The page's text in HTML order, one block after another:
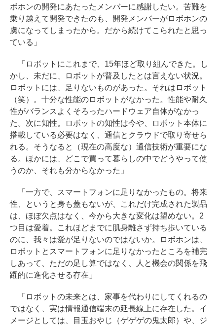
ボホンの開発にあたったメンバーに感謝したい。苦難を
乗り越えて開発できたのも、開発メンバーがロボホンの
虜になってしまったから。だから続けてこられたと思っ
ている」
「ロボットにこれまで、15年ほど取り組んできた。し
かし、未だに、ロボットが普及したとは言えない状況。
ロボットには、足りないものがあった。それはロボット
（笑）。十分な性能のロボットがなかった。性能や耐久
性がバランスよくそろったハードウェア自体がなかっ
た。次に知性。ロボットの知性は今や、ロボット本体に
搭載している必要はなく、通信とクラウドで取り寄せら
れる。そうなると（現在の高度な）通信技術が重要にな
る。ほかには、どこで買って暮らしの中でどうやって使
うのか、それも分からなかった」
「一方で、スマートフォンに足りなかったもの。将来
性、というと身も蓋もないが、これだけ完成された製品
は、ほぼ欠点はなく、今から大きな変化は望めない。2
つ目は愛着。これほどまでに肌身離さず持ち歩いている
のに、我々は愛が足りないのではないか。ロボホンは、
ロボットとスマートフォンに足りなかったところを補完
しあって、ただの足し算ではなく、人と機会の関係を飛
躍的に進化させる存在」
「ロボットの未来とは、家事を代わりにしてくれるの
ではなく、実は情報通信端末の延長線上に存在した。イ
メージとしては、目玉おやじ（ゲゲゲの鬼太郎）や、ジ